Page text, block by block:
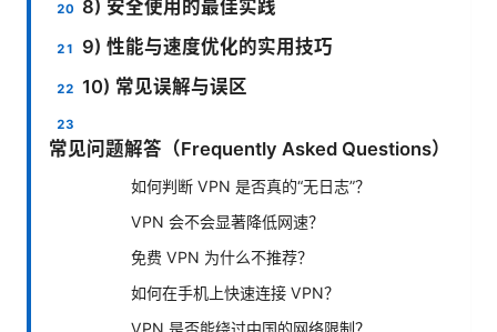
8) 安全使用的最佳实践
9) 性能与速度优化的实用技巧
10) 常见误解与误区
常见问题解答（Frequently Asked Questions）
如何判断 VPN 是否真的“无日志”？
VPN 会不会显著降低网速？
免费 VPN 为什么不推荐？
如何在手机上快速连接 VPN？
VPN 是否能绕过中国的网络限制？